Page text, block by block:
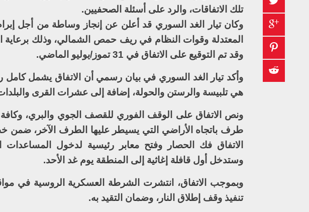
تلك الاتفاقات، والرد على أسئلة الصحفيين.
وكان تيار الغد السوري قد أعلن عن إنجاز وساطة من أجل
المعتدلة وقوات النظام في ريف حمص الشمالي، وذلك برعاية
وقد تم التوقيع على الاتفاق في 31 تموز/يوليو الماضي.
وأكد تيار الغد السوري في بيان رسمي أن الاتفاق يشمل
هي تلبيسة والرستن والحولة، إضافة إلى عشرات القرى
ونص الاتفاق على الوقف الفوري للقصف الجوي والبري، وكافة
طرف باتجاه الأراضي التي يسيطر عليها الطرف الآخر،
الاتفاق فك الحصار وفتح معابر رئيسية لدخول المساعدات
وستدخل أول قافلة إغاثية إلى المنطقة يوم غد الأحد.
وبموجب الاتفاق، انتشرت الشرطة العسكرية الروسية في
تنفيذ وقف إطلاق النار، وضمان التقيد به.